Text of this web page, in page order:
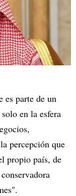
es parte de un
en la esfera
percepción que
propio país, de